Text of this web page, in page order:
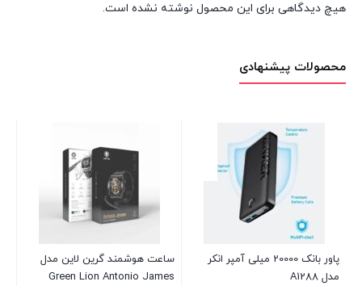
هیچ دیدگاهی برای این محصول نوشته نشده است.
محصولات پیشنهادی
پاور بانک 20000 میلی آمپر انکر
مدل A1288
ساعت هوشمند گرین لاین مدل
Green Lion Antonio James